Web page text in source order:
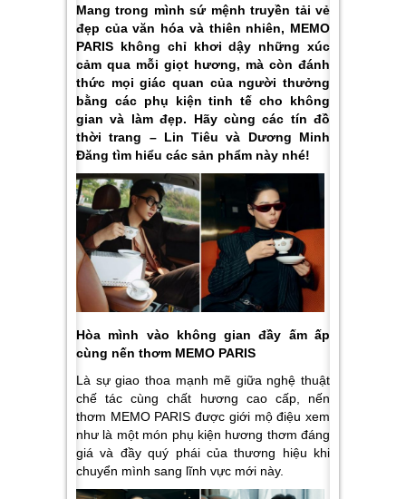
Mang trong mình sứ mệnh truyền tải vẻ
đẹp của văn hóa và thiên nhiên, MEMO
PARIS không chỉ khơi dậy những xúc
cảm qua mỗi giọt hương, mà còn đánh
thức mọi giác quan của người thưởng
bằng các phụ kiện tinh tế cho không
gian và làm đẹp. Hãy cùng các tín đồ
thời trang – Lin Tiêu và Dương Minh
Đăng tìm hiểu các sản phẩm này nhé!
Hòa mình vào không gian đầy ấm ấp
cùng nến thơm MEMO PARIS
Là sự giao thoa mạnh mẽ giữa nghệ thuật
chế tác cùng chất hương cao cấp, nến
thơm MEMO PARIS được giới mộ điệu xem
như là một món phụ kiện hương thơm đáng
giá và đầy quý phái của thương hiệu khi
chuyển mình sang lĩnh vực mới này.